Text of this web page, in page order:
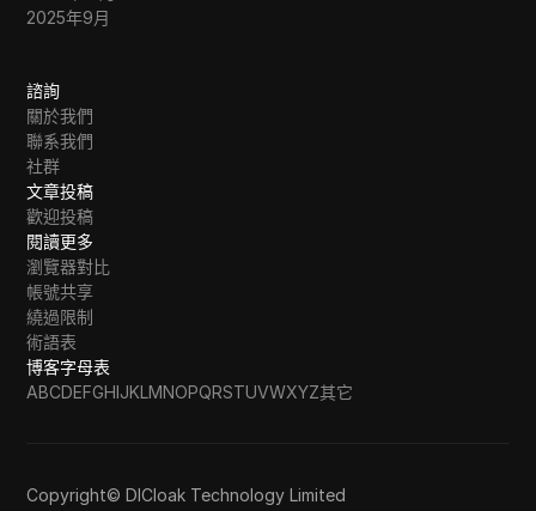
2025年9月
諮詢
關於我們
聯系我們
社群
文章投稿
歡迎投稿
閱讀更多
瀏覽器對比
帳號共享
繞過限制
術語表
博客字母表
ABCDEFGHIJKLMNOPQRSTUVWXYZ其它
Copyright© DICloak Technology Limited